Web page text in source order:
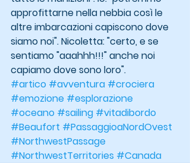
approfittarne nella nebbia così le
altre imbarcazioni capiscono dove
siamo noi". Nicoletta: "certo, e se
sentiamo "aaahhh!!!" anche noi
capiamo dove sono loro".
#artico #avventura #crociera
#emozione #esplorazione
#oceano #sailing #vitadibordo
#Beaufort #PassaggioaNordOvest
#NorthwestPassage
#NorthwestTerritories #Canada